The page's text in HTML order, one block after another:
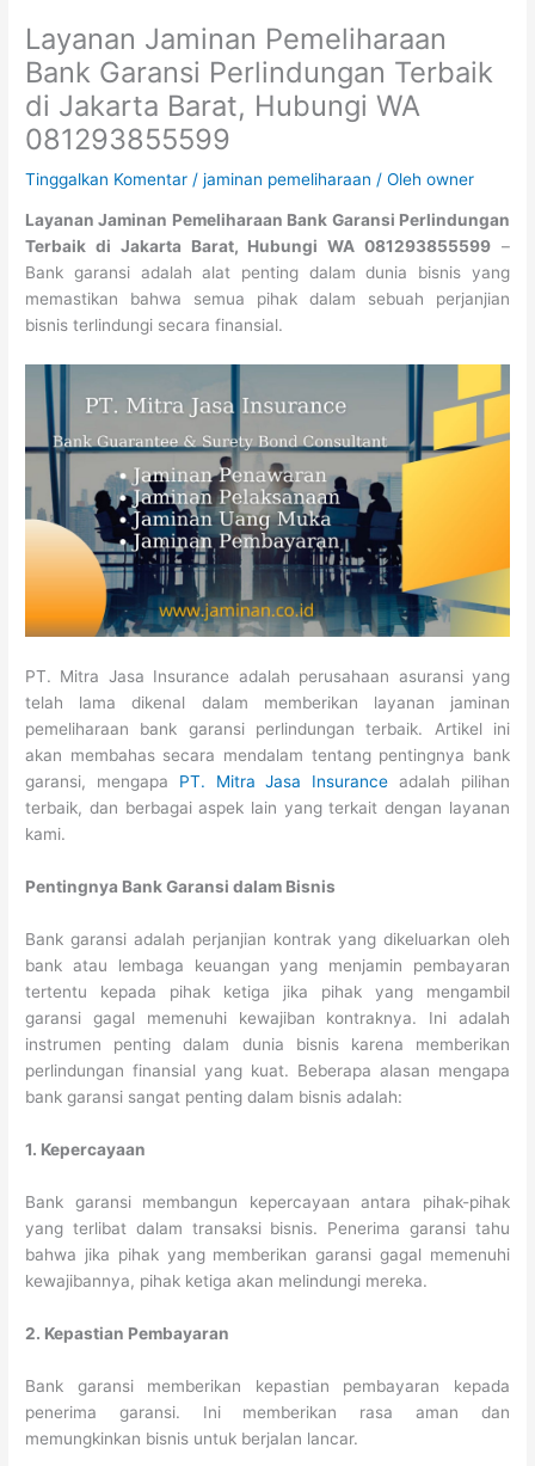
Layanan Jaminan Pemeliharaan
Bank Garansi Perlindungan Terbaik
di Jakarta Barat, Hubungi WA
081293855599
Tinggalkan Komentar /jaminan pemeliharaan / Olehowner
Layanan Jaminan Pemeliharaan Bank Garansi Perlindungan
Terbaik di Jakarta Barat, Hubungi WA 081293855599 –
Bank garansi adalah alat penting dalam dunia bisnis yang
memastikan bahwa semua pihak dalam sebuah perjanjian
bisnis terlindungi secara finansial.
PT. Mitra Jasa Insurance adalah perusahaan asuransi yang
telah lama dikenal dalam memberikan layanan jaminan
pemeliharaan bank garansi perlindungan terbaik. Artikel ini
akan membahas secara mendalam tentang pentingnya bank
garansi, mengapa PT. Mitra Jasa Insurance adalah pilihan
terbaik, dan berbagai aspek lain yang terkait dengan layanan
kami.
Pentingnya Bank Garansi dalam Bisnis
Bank garansi adalah perjanjian kontrak yang dikeluarkan oleh
bank atau lembaga keuangan yang menjamin pembayaran
tertentu kepada pihak ketiga jika pihak yang mengambil
garansi gagal memenuhi kewajiban kontraknya. Ini adalah
instrumen penting dalam dunia bisnis karena memberikan
perlindungan finansial yang kuat. Beberapa alasan mengapa
bank garansi sangat penting dalam bisnis adalah:
1. Kepercayaan
Bank garansi membangun kepercayaan antara pihak-pihak
yang terlibat dalam transaksi bisnis. Penerima garansi tahu
bahwa jika pihak yang memberikan garansi gagal memenuhi
kewajibannya, pihak ketiga akan melindungi mereka.
2. Kepastian Pembayaran
Bank garansi memberikan kepastian pembayaran kepada
penerima garansi. Ini memberikan rasa aman dan
memungkinkan bisnis untuk berjalan lancar.